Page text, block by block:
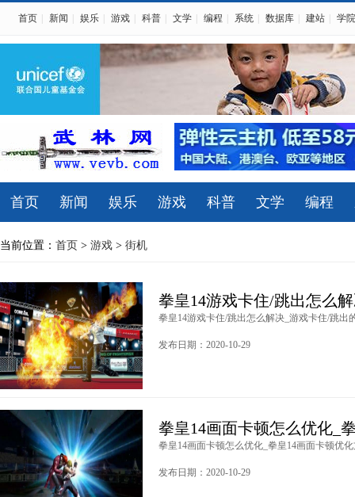
首页 新闻 娱乐 游戏 科普 文学 编程 系统 数据库 建站 学院
首页 新闻 娱乐 游戏 科普 文学 编程
当前位置： 首页 > 游戏 > 街机
拳皇14游戏卡住/跳出怎么
拳皇14游戏卡住/跳出怎么解决_游戏卡住/跳出
发布日期：2020-10-29
拳皇14画面卡顿怎么优化_
拳皇14画面卡顿怎么优化_拳皇14画面卡顿优
发布日期：2020-10-29